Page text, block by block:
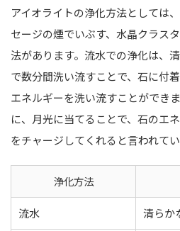
アイオライトの浄化方法としては
セージの煙でいぶす、水晶クラス
法があります。流水での浄化は、
で数分間洗い流すことで、石に付
エネルギーを洗い流すことができ
に、月光に当てることで、石のエ
をチャージしてくれると言われてい
浄化方法
流水 清らか